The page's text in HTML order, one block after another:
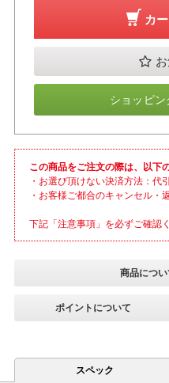
カ
ショッピン
この商品をご注文の際は、以下
・お選び頂けない決済方法：代
・お客様ご都合のキャンセル・
下記「注意事項」を必ずご確認
商品につ
ポイントについて
スペック